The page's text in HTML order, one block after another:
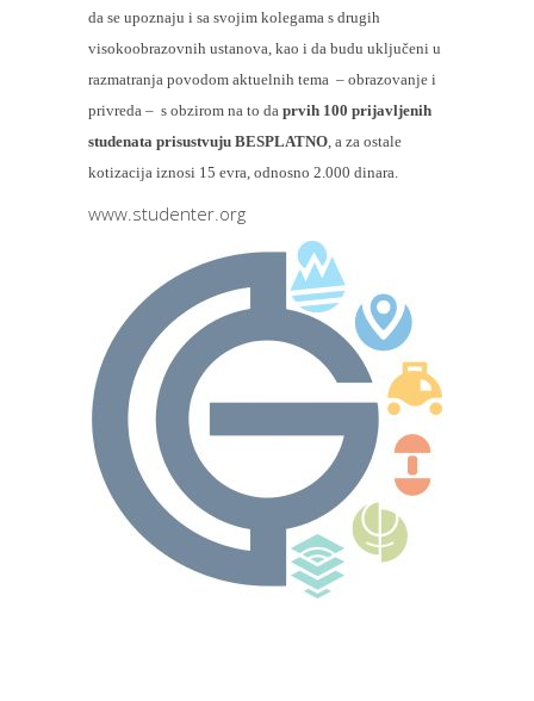
da se upoznaju i sa svojim kolegama s drugih
visokoobrazovnih ustanova, kao i da budu uključeni u
razmatranja povodom aktuelnih tema – obrazovanje i
privreda – s obzirom na to da prvih 100 prijavljenih
studenata prisustvuju BESPLATNO, a za ostale
kotizacija iznosi 15 evra, odnosno 2.000 dinara.
www.studenter.org